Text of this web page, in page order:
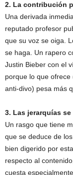
2. La contribución
Una derivada
reputado profesor
que su voz se oiga.
se haga. Un rapero
Justin Bieber con el
porque lo que
anti-divo) pesa más
3. Las jerarquías
Un rasgo que tiene
que se deduce de
bien digerido por
respecto al
cuesta